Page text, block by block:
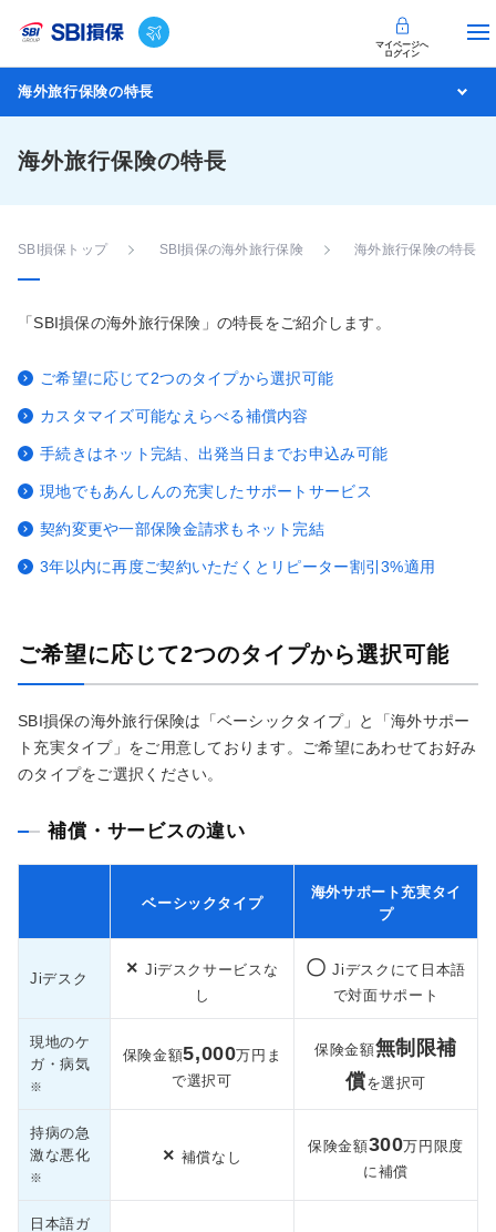
マイページへ
ログイン
海外旅行保険の特長
海外旅行保険の特長
SBI損保トップ SBI損保の海外旅行保険 海外旅行保険の特長
「SBI損保の海外旅行保険」の特長をご紹介します。
ご希望に応じて2つのタイプから選択可能
カスタマイズ可能なえらべる補償内容
手続きはネット完結、出発当日までお申込み可能
現地でもあんしんの充実したサポートサービス
契約変更や一部保険金請求もネット完結
3年以内に再度ご契約いただくとリピーター割引3%適用
ご希望に応じて2つのタイプから選択可能
SBI損保の海外旅行保険は「ベーシックタイプ」と「海外サポー
ト充実タイプ」をご用意しております。ご希望にあわせてお好み
のタイプをご選択ください。
補償・サービスの違い
ベーシックタイプ
海外サポート充実タイ
プ
Jiデスク × Jiデスクサービスな
し
〇Jiデスクにて日本語
で対面サポート
現地のケ
ガ・病気
※
保険金額5,000万円ま
で選択可
保険金額無制限補
償を選択可
持病の急
激な悪化
※
× 補償なし
保険金額300万円限度
に補償
日本語ガ